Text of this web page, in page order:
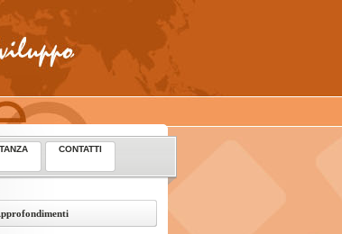
CONTATTI